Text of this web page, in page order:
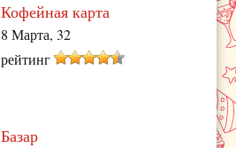
Кофейная карта
8 Марта, 32
рейтинг
Базар